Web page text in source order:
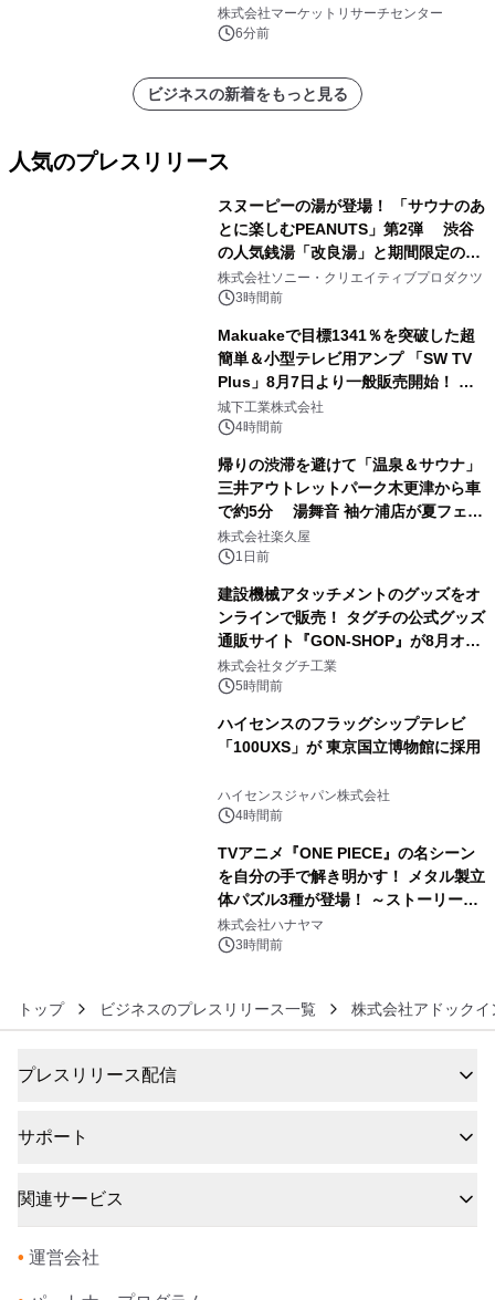
レス、連続ホットプレスライン、真空
成形、その他）・分析レポートを発表
株式会社マーケットリサーチセンター
6分前
ビジネスの新着をもっと見る
人気のプレスリリース
スヌーピーの湯が登場！ 「サウナのあ
とに楽しむPEANUTS」第2弾 渋谷
の人気銭湯「改良湯」と期間限定のコ
ラボレーション サウナイキタイコラ
ボグッズも発売決定！
株式会社ソニー・クリエイティブプロダクツ
3時間前
Makuakeで目標1341％を突破した超
簡単＆小型テレビ用アンプ 「SW TV
Plus」8月7日より一般販売開始！ ケ
ーブル1本つなぐだけ、テレビの音が
ぐっと豊かに
城下工業株式会社
4時間前
帰りの渋滞を避けて「温泉＆サウナ」
三井アウトレットパーク木更津から車
で約5分 湯舞音 袖ケ浦店が夏フェア
メニューを提供
株式会社楽久屋
1日前
建設機械アタッチメントのグッズをオ
ンラインで販売！ タグチの公式グッズ
通販サイト『GON-SHOP』が8月オー
プン
株式会社タグチ工業
5時間前
ハイセンスのフラッグシップテレビ
「100UXS」が 東京国立博物館に採用
ハイセンスジャパン株式会社
4時間前
TVアニメ『ONE PIECE』の名シーン
を自分の手で解き明かす！ メタル製立
体パズル3種が登場！ ～ストーリーと
ギミックが融合した 大人の体験型パズ
ルが8月7日(金)12時より先行予約受付
株式会社ハナヤマ
3時間前
トップ ビジネスのプレスリリース一覧 株式会社アドック
プレスリリース配信
サポート
関連サービス
• 運営会社